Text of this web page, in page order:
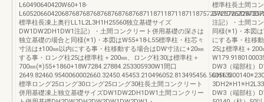
L60490640420W60+18-
標準柱長凍上奥行LL1L2L3H1H25560独立基礎サイズ
DW1DW2DH1DW1注記）・土間コンクリート併用基礎の深さは
独立基礎の場合と同様(※1)・本図はW55+18-L55標準柱・柱芯々
寸法は±100㎜以内にする事・柱移動する場合はDW寸法に+20㎜
する事・ロング柱25は標準柱＋200㎜、ロング柱30は標準柱＋
700㎜(※)55+1860+18W7284.27884.253305930W1間口
2649.82460.9540060002660.32450.45453.210496052.813495456.56056.5
標準ロング25ロング30ロング25ロング30柱長土間コンクリート
併用基礎凍上独立基礎サイズDW1DW2DH1DW1土間コンクリー
標準柱長土間コ
注記）・土間コ
同様(※1)・本図
にする事・柱移
25は標準柱＋
DW3（端部柱）
DW3（端部柱）